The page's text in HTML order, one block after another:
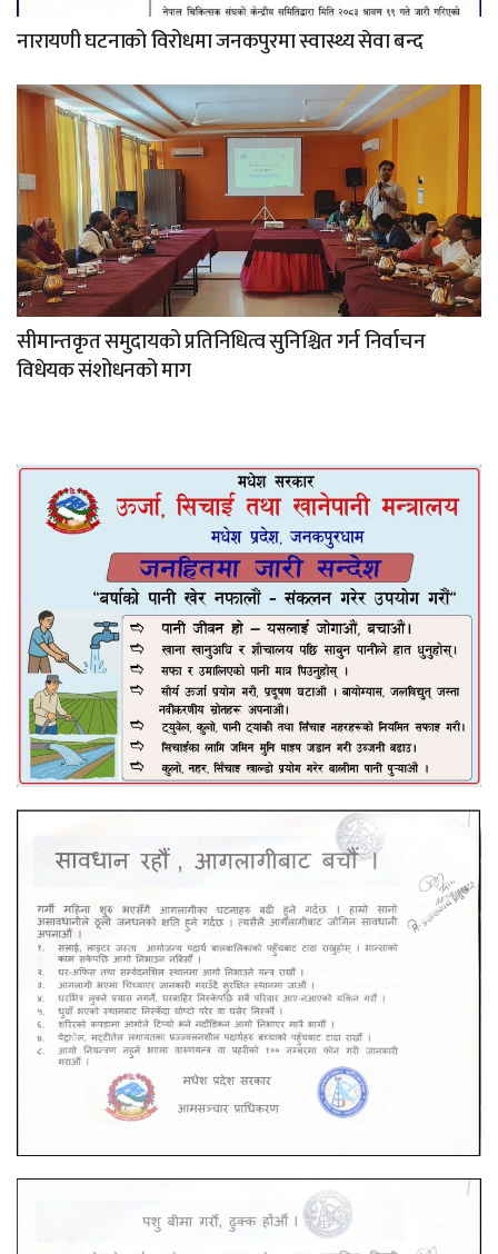
नारायणी घटनाको विरोधमा जनकपुरमा स्वास्थ्य सेवा बन्द
सीमान्तकृत समुदायको प्रतिनिधित्व सुनिश्चित गर्न निर्वाचन
विधेयक संशोधनको माग